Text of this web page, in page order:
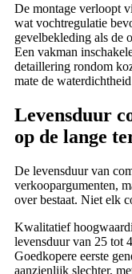
De montage verloopt
wat vochtregulatie
gevelbekleding als de
Een vakman
detaillering rondom
mate de
Levensduur
op de lange
De levensduur van
verkoopargumenten,
over bestaat. Niet elk
Kwalitatief
levensduur van 25 tot
Goedkopere eerste
aanzienlijk slechter,